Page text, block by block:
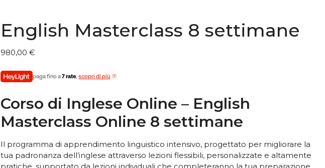
English Masterclass 8 settimane
980,00€
paga fino a7 rate,scopri di più
Corso di Inglese Online – English
Masterclass Online 8 settimane
Il programma di apprendimento linguistico intensivo, progettato per migliorare la
tua padronanza dell’inglese attraverso lezioni flessibili, personalizzate e altamente